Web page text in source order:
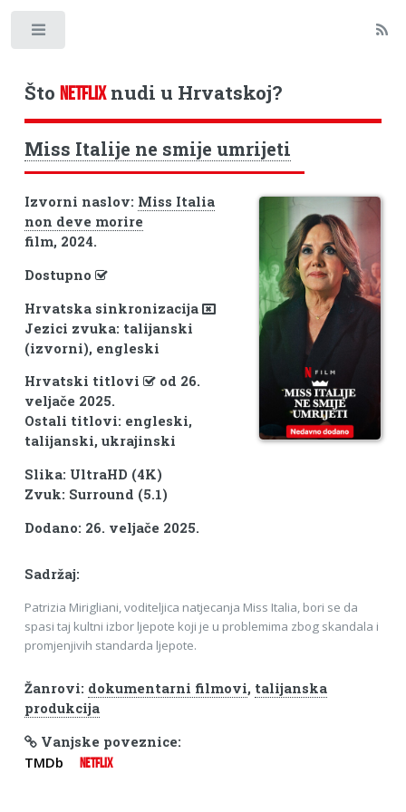
Što NETFLIXnudi u Hrvatskoj?
Miss Italije ne smije umrijeti
Izvorni naslov: Miss Italia
non deve morire
film, 2024.
Dostupno
Hrvatska sinkronizacija
Jezici zvuka: talijanski
(izvorni), engleski
Hrvatski titlovi
od 26.
veljače 2025.
Ostali titlovi: engleski,
talijanski, ukrajinski
Slika: UltraHD (4K)
Zvuk: Surround (5.1)
Dodano: 26. veljače 2025.
Sadržaj:
Patrizia Mirigliani, voditeljica natjecanja Miss Italia, bori se da
spasi taj kultni izbor ljepote koji je u problemima zbog skandala i
promjenjivih standarda ljepote.
Žanrovi: dokumentarni filmovi, talijanska
produkcija
Vanjske poveznice:
TMDb NETFLIX